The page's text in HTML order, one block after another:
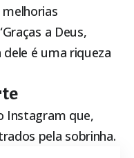
a Deus,
é uma riqueza
Instagram que,
pela sobrinha.